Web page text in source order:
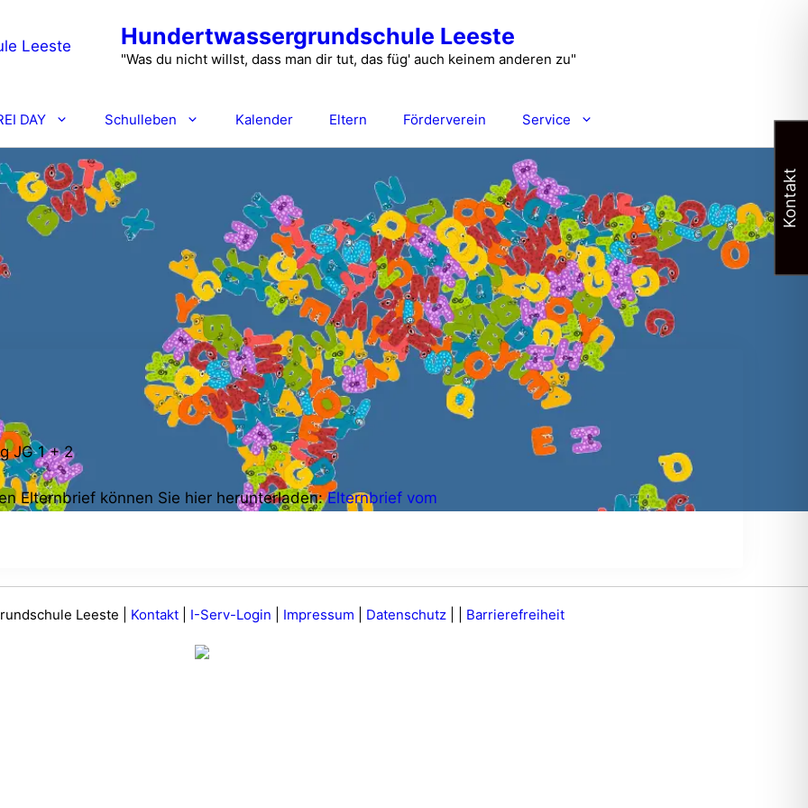
Hundertwassergrundschule Leeste
"Was du nicht willst, dass man dir tut, das füg' auch keinem anderen zu"
DAY Schulleben Kalender Eltern Förderverein Service
Elternbrief können Sie hier herunterladen:Elternbrief vom
Leeste | Kontakt| I-Serv-Login Impressum Datenschutz| Barrierefreiheit
Kontakt